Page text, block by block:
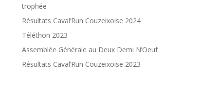
trophée
Résultats Caval’Run Couzeixoise 2024
Téléthon 2023
Assemblée Générale au Deux Demi N’Oeuf
Résultats Caval’Run Couzeixoise 2023